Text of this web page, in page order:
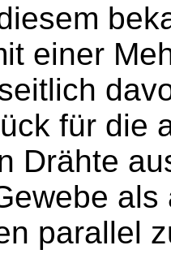
einer
für die
Drähte
parallel